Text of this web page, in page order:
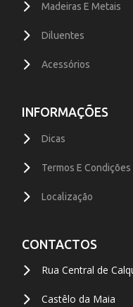
Madeiras E Metais
Diluentes
Acessórios
INFORMAÇÕES
Dicas
Termos E Condições
Localização
CONTACTOS
Rua Central de
Castêlo da Maia